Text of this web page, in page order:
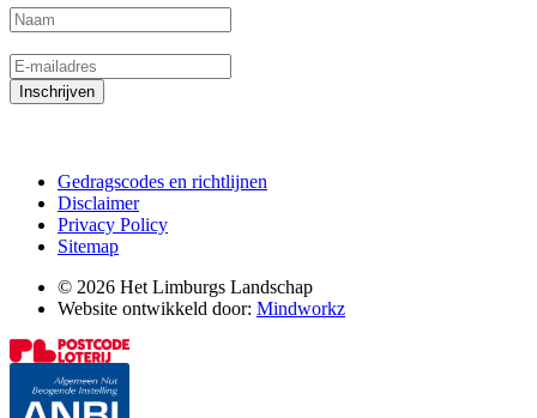
Inschrijven
Gedragscodes en richtlijnen
Disclaimer
Privacy Policy
Sitemap
© 2026 Het Limburgs Landschap
Website ontwikkeld door: Mindworkz